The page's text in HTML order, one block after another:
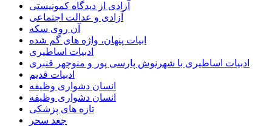
آزادی از دیدگاه کمونیستی
آزادی و عدالت اجتماعی
آن روی سکه
ابیات پنهان، واژه های گم شده
ادبیات اساطیری
ادبیات اساطیری با شهرنوش پارسی پور و منوچهر قنبری
ادبیات قدیم
انسان دشواری وظیفه
انسان دشواری وظیفه
تازه های پزشکی
جغد سحر